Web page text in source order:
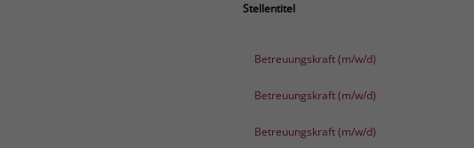
Stellentitel
Betreuungskraft (m/w/d)
Betreuungskraft (m/w/d)
Betreuungskraft (m/w/d)